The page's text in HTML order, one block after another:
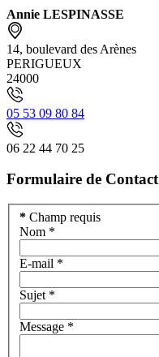
Annie LESPINASSE
14, boulevard des Arènes
PERIGUEUX
24000
05 53 09 80 84
06 22 44 70 25
Formulaire de Contact
* Champ requis
Nom *
E-mail *
Sujet *
Message *